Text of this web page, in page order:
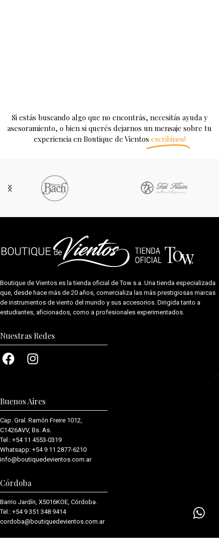
Si estás buscando algo que no encontrás, necesitás ayuda y
asesoramiento, o bien si querés dejarnos un mensaje sobre tu
experiencia en Boutique de Vientos escribinos!
Boutique de Vientos es la tienda oficial deTow s.a. Una tienda especializada
que, desde hace más de 20 años, comercializa las más prestigiosas marcas
de instrumentos de viento del mundo y sus accesorios. Dirigida tanto a
estudiantes, aficionados, como a profesionales experimentados.
Nuestras Redes
Buenos Aires
Cap. Gral. Ramón Freire 1012,
C1426AVV, Bs. As.
Tel.: +54 11 4553-0319
Whatsapp: +54 9 11 2877-6210
info@boutiquedevientos.com.ar
Córdoba
Barrio Jardín, X5016KOE, Córdoba.
Tel.: +54 9 351 348 9414
cordoba@boutiquedevientos.com. ar